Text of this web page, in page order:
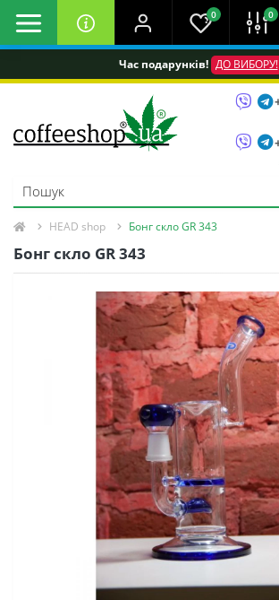
Час подарунків! ДО ВИБОРУ!
0 0
HEAD shop Бонг скло GR 343
Бонг скло GR 343